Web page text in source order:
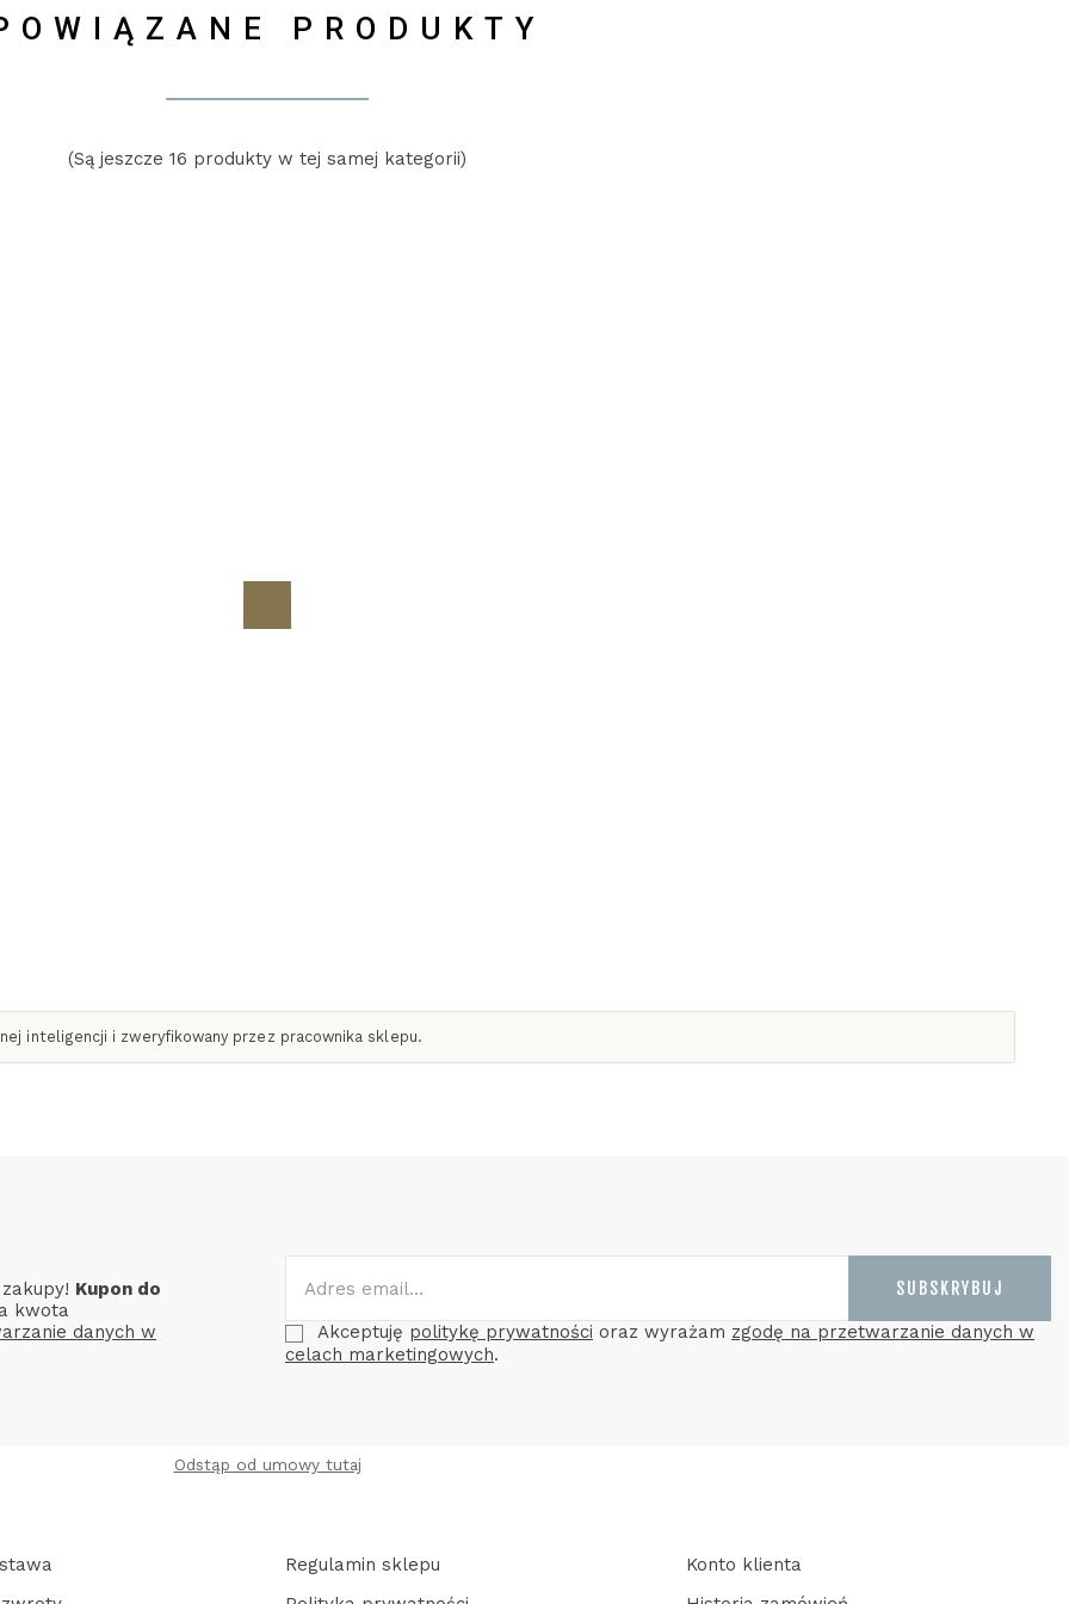
PRODUKTY
(Są jeszcze 16 produkty w tej samej kategorii)
inteligencji i zweryfikowany przez pracownika sklepu.
Kupon do
kwota
danych w
SUBSKRYBUJ
Akceptuję politykę prywatności oraz wyrażam zgodę na przetwarzanie danych w
celach marketingowych.
Odstąp od umowy tutaj
Regulamin sklepu
Konto klienta